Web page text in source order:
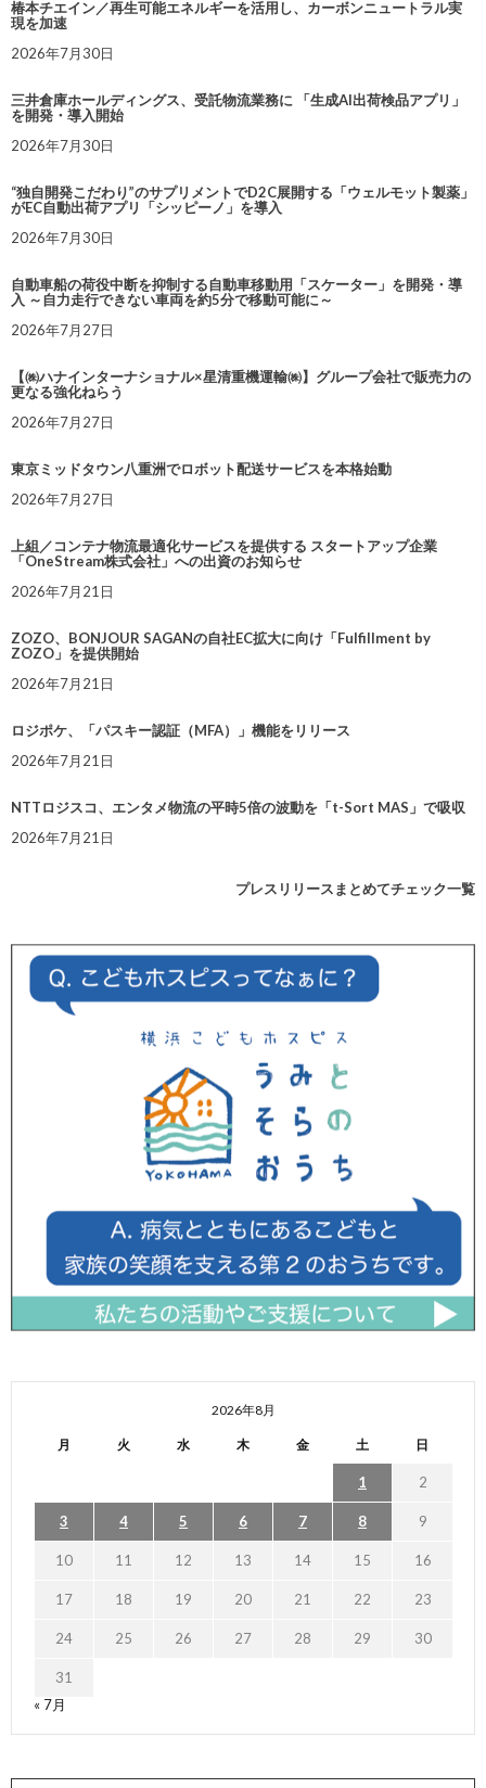
椿本チエイン／再生可能エネルギーを活用し、カーボンニュートラル実
現を加速
2026年7月30日
三井倉庫ホールディングス、受託物流業務に 「生成AI出荷検品アプリ」
を開発・導入開始
2026年7月30日
“独自開発こだわり”のサプリメントでD2C展開する「ウェルモット製薬」
がEC自動出荷アプリ「シッピーノ」を導入
2026年7月30日
自動車船の荷役中断を抑制する自動車移動用「スケーター」を開発・導
入 ～自力走行できない車両を約5分で移動可能に～
2026年7月27日
【㈱ハナインターナショナル×星清重機運輸㈱】グループ会社で販売力の
更なる強化ねらう
2026年7月27日
東京ミッドタウン八重洲でロボット配送サービスを本格始動
2026年7月27日
上組／コンテナ物流最適化サービスを提供する スタートアップ企業
「OneStream株式会社」への出資のお知らせ
2026年7月21日
ZOZO、BONJOUR SAGANの自社EC拡大に向け「Fulfillment by
ZOZO」を提供開始
2026年7月21日
ロジポケ、「パスキー認証（MFA）」機能をリリース
2026年7月21日
NTTロジスコ、エンタメ物流の平時5倍の波動を「t-Sort MAS」で吸収
2026年7月21日
プレスリリースまとめてチェック一覧
2026年8月
月 火 水 木 金 土 日
1 2
3 4 5 6 7 8 9
10 11 12 13 14 15 16
17 18 19 20 21 22 23
24 25 26 27 28 29 30
31
« 7月